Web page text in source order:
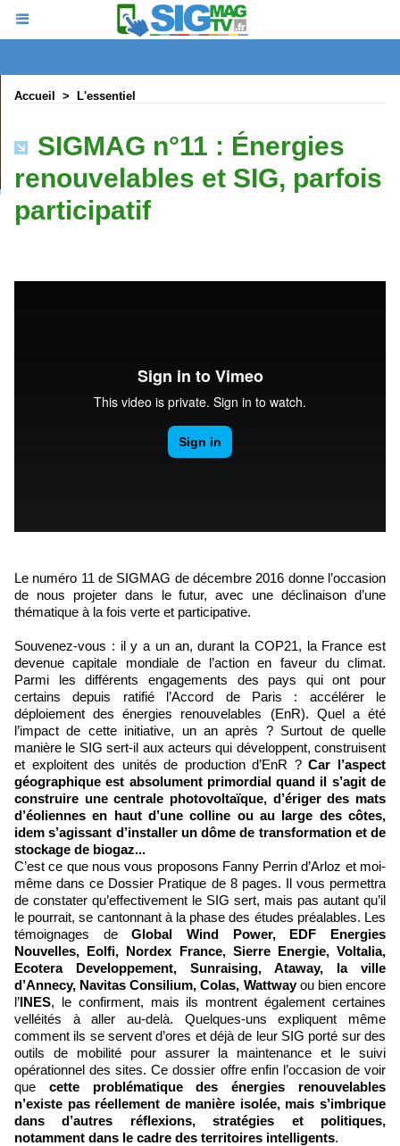
Accueil > L'essentiel
SIGMAG n°11 : Énergies
renouvelables et SIG, parfois
participatif
Le numéro 11 de SIGMAG de décembre 2016 donne l’occasion
de nous projeter dans le futur, avec une déclinaison d’une
thématique à la fois verte et participative.
Souvenez-vous : il y a un an, durant la COP21, la France est
devenue capitale mondiale de l’action en faveur du climat.
Parmi les différents engagements des pays qui ont pour
certains depuis ratifié l’Accord de Paris : accélérer le
déploiement des énergies renouvelables (EnR). Quel a été
l’impact de cette initiative, un an après ? Surtout de quelle
manière le SIG sert-il aux acteurs qui développent, construisent
et exploitent des unités de production d’EnR ?Car l’aspect
géographique est absolument primordial quand il s’agit de
construire une centrale photovoltaïque, d’ériger des mats
d’éoliennes en haut d’une colline ou au large des côtes,
idem s’agissant d’installer un dôme de transformation et de
stockage de biogaz...
C’est ce que nous vous proposons Fanny Perrin d’Arloz et moi-
même dans ce Dossier Pratique de 8 pages. Il vous permettra
de constater qu’effectivement le SIG sert, mais pas autant qu’il
le pourrait, se cantonnant à la phase des études préalables. Les
témoignages deGlobal Wind Power, EDF Energies
Nouvelles, Eolfi, Nordex France, Sierre Energie, Voltalia,
Ecotera Developpement, Sunraising, Ataway, la ville
d’Annecy, Navitas Consilium, Colas, Wattwayou bien encore
l’INES, le confirment, mais ils montrent également certaines
velléités à aller au-delà. Quelques-uns expliquent même
comment ils se servent d’ores et déjà de leur SIG porté sur des
outils de mobilité pour assurer la maintenance et le suivi
opérationnel des sites. Ce dossier offre enfin l’occasion de voir
que cette problématique des énergies renouvelables
n’existe pas réellement de manière isolée, mais s’imbrique
dans d’autres réflexions, stratégies et politiques,
notamment dans le cadre des territoires intelligents.